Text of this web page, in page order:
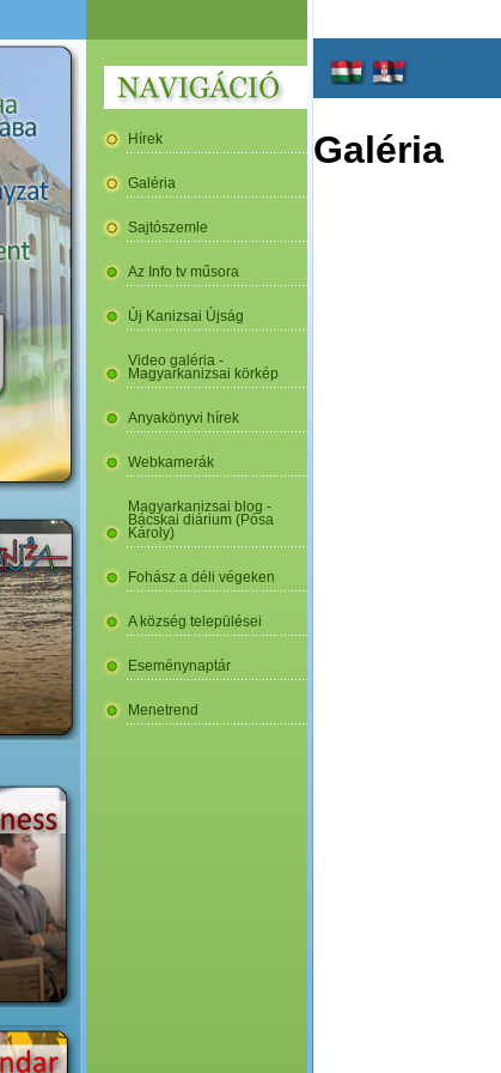
Hírek
Galéria
Sajtószemle
Az Info tv műsora
Új Kanizsai Újság
Video galéria -
Magyarkanizsai körkép
Anyakönyvi hírek
Webkamerák
Magyarkanizsai blog -
Bácskai diárium (Pósa
Károly)
Fohász a déli végeken
A község települései
Eseménynaptár
Menetrend
Galéria